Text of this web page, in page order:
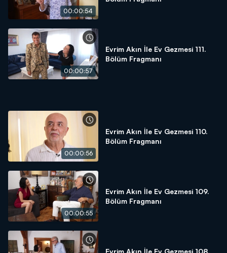
00:00:54
00:00:57
Evrim Akın İle Ev Gezmesi 111.
Bölüm Fragmanı
00:00:56
Evrim Akın İle Ev Gezmesi 110.
Bölüm Fragmanı
00:00:55
Evrim Akın İle Ev Gezmesi 109.
Bölüm Fragmanı
Evrim Akın İle Ev Gezmesi 108.